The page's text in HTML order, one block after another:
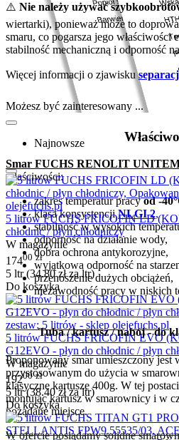
Smar FUCHS RENOLIT
właściwości:
zakres temperatur pracyod -
klasa konsystencjiNLGI 2,
stabilność w wysokich
odporność na działanie wody,
dobra ochrona antykorozyjne,
wyjątkowa odporność na
przenoszenie dużych obciążeń,
niezawodność pracy w niskich
Tuba / kartusz / nabój - do
Proponowany smar umieszczony jest
przystosowanym do użycia w
klasyczne kartusze 400g. W tej
montując kartusz w smarownicy i w
pożądane miejsce.
W ofercie posiadamy solidne
⚠️ Nie należy używać
wiertarki), ponieważ może to
smaru, co pogarsza jego właściwości
stabilność mechaniczną i odporność
Więcej informacji o zjawisku
Możesz być zainteresowany ...
Najnowsze
5 litrów FUCHS FRICOFIN LD
chłodnic / płyn chłodniczy
W magazynie
17400 zł
5 ltr (34.80złza ltr)
Do koszyka
5 litrów FUCHS FRICOFIN EVO
G12EVO - płyn do chłodnic / płyn
W magazynie
19200 zł
5 ltr (38.40złza ltr)
Do koszyka